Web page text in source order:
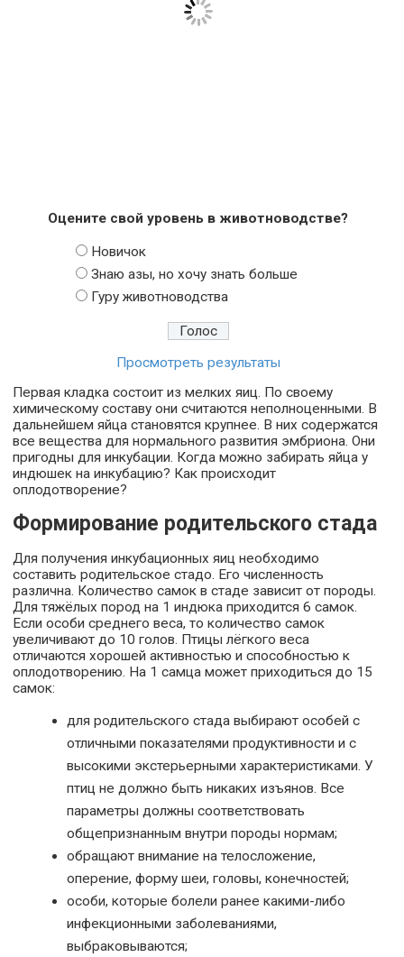
Оцените свой уровень в животноводстве?
Новичок
Знаю азы, но хочу знать больше
Гуру животноводства
Просмотреть результаты
Первая кладка состоит из мелких яиц. По своему
химическому составу они считаются неполноценными. В
дальнейшем яйца становятся крупнее. В них содержатся
все вещества для нормального развития эмбриона. Они
пригодны для инкубации. Когда можно забирать яйца у
индюшек на инкубацию? Как происходит
оплодотворение?
Формирование родительского стада
Для получения инкубационных яиц необходимо
составить родительское стадо. Его численность
различна. Количество самок в стаде зависит от породы.
Для тяжёлых пород на 1 индюка приходится 6 самок.
Если особи среднего веса, то количество самок
увеличивают до 10 голов. Птицы лёгкого веса
отличаются хорошей активностью и способностью к
оплодотворению. На 1 самца может приходиться до 15
самок:
для родительского стада выбирают особей с
отличными показателями продуктивности и с
высокими экстерьерными характеристиками. У
птиц не должно быть никаких изъянов. Все
параметры должны соответствовать
общепризнанным внутри породы нормам;
обращают внимание на телосложение,
оперение, форму шеи, головы, конечностей;
особи, которые болели ранее какими-либо
инфекционными заболеваниями,
выбраковываются;